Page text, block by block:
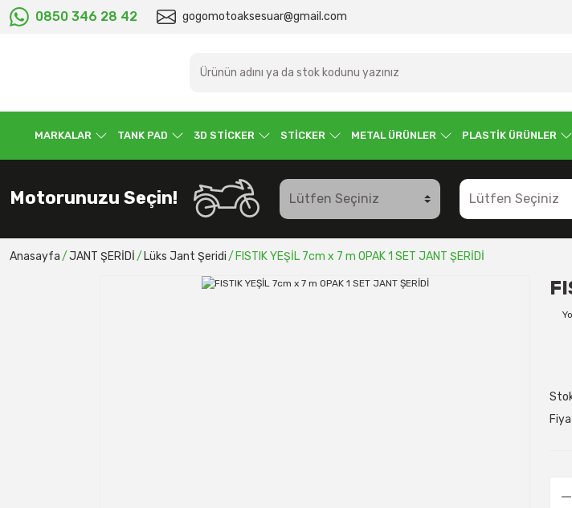
0850 346 28 42 gogomotoaksesuar@gmail.com
MARKALAR TANK PAD 3D STİCKER STİCKER METAL ÜRÜNLER PLASTİK ÜRÜNLER
Motorunuzu Seçin!
Anasayfa JANT ŞERİDİ Lüks Jant Şeridi FISTIK YEŞİL 7cm x 7 m OPAK 1 SET JANT ŞERİDİ